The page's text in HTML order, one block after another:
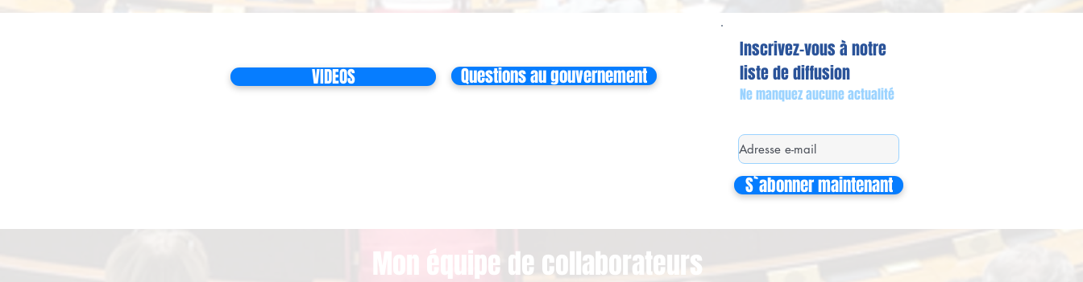
VIDEOS Questions au gouvernement
Inscrivez-vous à notre
liste de diffusion
Ne manquez aucune actualité
S`abonner maintenant
Mon équipe de collaborateurs